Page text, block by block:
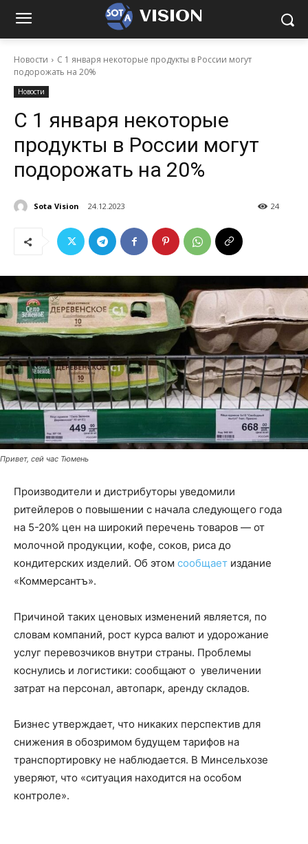
VISION
Новости
С 1 января некоторые продукты в России могут
подорожать на 20%
Новости
С 1 января некоторые
продукты в России могут
подорожать на 20%
Sota Vision 24.12.2023 24
Привет, сей час Тюмень
Производители и дистрибуторы уведомили
ритейлеров о повышении с начала следующего года
на 5-20% цен на широкий перечень товаров — от
молочной продукции, кофе, соков, риса до
кондитерских изделий. Об этом сообщает издание
«Коммерсантъ».
Причиной таких ценовых изменений является, по
словам компаний, рост курса валют и удорожание
услуг перевозчиков внутри страны. Проблемы
коснулись и логистики: сообщают о увеличении
затрат на персонал, автопарк, аренду складов.
Бизнес утверждает, что никаких перспектив для
снижения в обозримом будущем тарифов на
транспортировку не наблюдается. В Минсельхозе
уверяют, что «ситуация находится на особом
контроле».